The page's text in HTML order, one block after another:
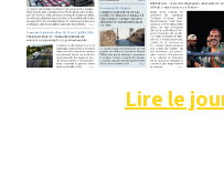
Lire le